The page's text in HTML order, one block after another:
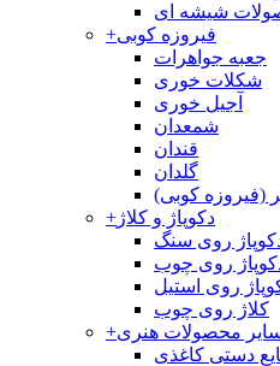
شیشه ای
+فیروزه کوبی
جعبه جواهرات
شکلات خوری
آجیل خوری
شمعدان
قندان
گلدان
(فیروزه کوبی)
+دکوپاژ و کلاژ
روی سنگ
روی چوب
روی استیل
کلاژ روی چوب
+محصولات هنری
دستی کاغذی